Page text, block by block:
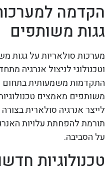
הקדמה
גגות משותפים
מערכות סולאריות על גגות
וטכנולוגי לניצול אנרגיה
התקדמות משמעותית בתחום
משותפים מאמצים
לייצר אנרגיה סולארית
תורמת להפחתת עלויות
על הסביבה.
טכנולוגיות